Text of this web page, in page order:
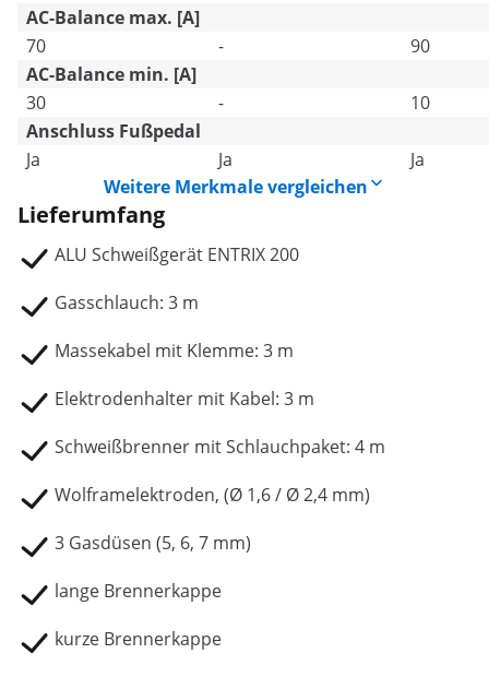
AC-Balance max. [A]
70
-
90
AC-Balance min. [A]
30
-
10
Anschluss Fußpedal
Ja
Ja
Ja
Weitere Merkmale vergleichen
Lieferumfang
ALU Schweißgerät ENTRIX 200
Gasschlauch: 3 m
Massekabel mit Klemme: 3 m
Elektrodenhalter mit Kabel: 3 m
Schweißbrenner mit Schlauchpaket: 4 m
Wolframelektroden, (Ø 1,6 / Ø 2,4 mm)
3 Gasdüsen (5, 6, 7 mm)
lange Brennerkappe
kurze Brennerkappe